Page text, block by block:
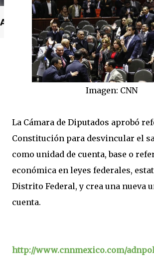
Anuncio
Imagen: CNN
La Cámara de Diputados aprobó
Constitución para desvincular el
como unidad de cuenta, base o
económica en leyes federales,
Distrito Federal, y crea una nueva
cuenta.
http://www.cnnmexico.com/